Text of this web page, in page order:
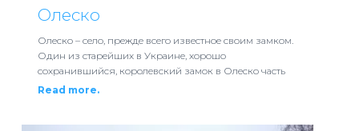
Олеско
Олеско – село, прежде всего известное своим замком.
Один из старейших в Украине, хорошо
сохранившийся, королевский замок в Олеско часть
Read more.